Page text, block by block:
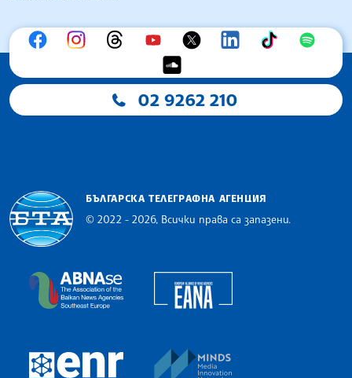
02 9262 210
БЪЛГАРСКА ТЕЛЕГРАФНА АГЕНЦИЯ
© 2022 - 2026, Всички права са запазени.
The Assocoation of the Balkan News Agencies
European Newsroom